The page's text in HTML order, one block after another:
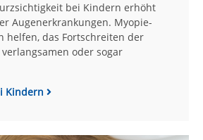
bei Kindern erhöht
Augenerkrankungen. Myopie-
helfen, das Fortschreiten der
oder sogar
Kindern